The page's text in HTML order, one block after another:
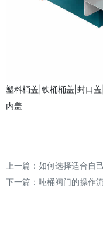
塑料桶盖|铁桶桶盖|封口
内盖
上一篇： 如何选择适合自
下一篇： 吨桶阀门的操作